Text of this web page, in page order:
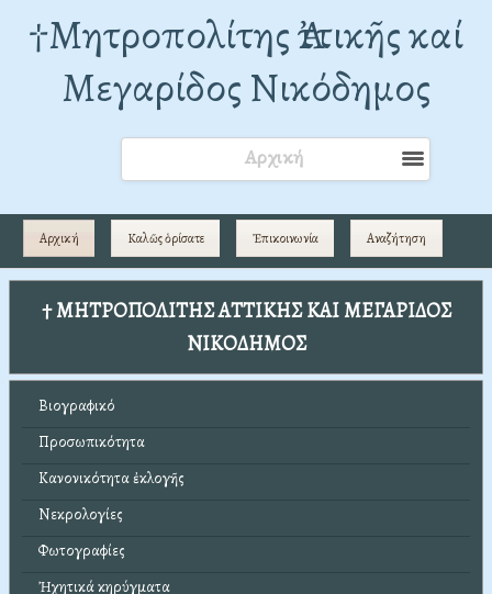
†Mητροπολίτης Ἀττικῆς καί
Μεγαρίδος Νικόδημος
Αρχική
Αρχική Καλῶς ὁρίσατε Ἐπικοινωνία Αναζήτηση
† ΜΗΤΡΟΠΟΛΙΤΗΣ ΑΤΤΙΚΗΣ ΚΑΙ ΜΕΓΑΡΙΔΟΣ
ΝΙΚΟΔΗΜΟΣ
Βιογραφικό
Προσωπικότητα
Κανονικότητα ἐκλογῆς
Νεκρολογίες
Φωτογραφίες
Ἠχητικά κηρύγματα